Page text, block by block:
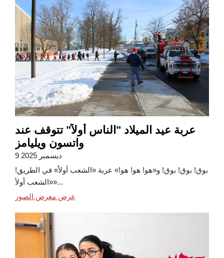
عربة عيد الميلاد "الناس أولاً" تتوقف عند
واتسون ويليامز
9 ديسمبر 2025
بوق! بوق! بوق! و«هو! هو! هو!» عربة «الشعب أولاً» في الطريق!
«الشعب أولاً»...
عرض معرض الصور